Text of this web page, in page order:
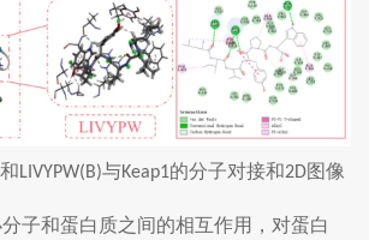
和LIVYPW(B)与Keap1的分子对接和2D图像
子和蛋白质之间的相互作用，对蛋白